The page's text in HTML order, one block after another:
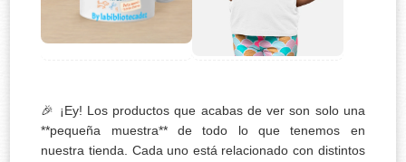
🎉 ¡Ey! Los productos que acabas de ver son solo una
**pequeña muestra** de todo lo que tenemos en
nuestra tienda. Cada uno está relacionado con distintos